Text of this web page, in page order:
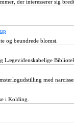
der interesserer sig
og beundrede blomst.
Lægevidenskabelige
med
i Kolding.